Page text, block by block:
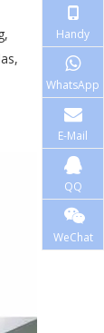
Handy
WhatsApp
E-Mail
QQ
WeChat